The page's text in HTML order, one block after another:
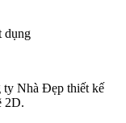
ty Nhà Đẹp thiết kế
2D.